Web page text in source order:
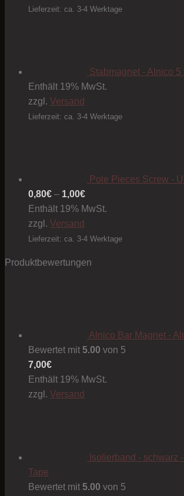
Lieferzeit: ca. 3-4 Werktage
Stabmagnet - Alnico 5
Enthält 19% MwSt.
zzgl. Versand
Lieferzeit: ca. 3-4 Werktage
Pole Pieces Screw -
0,80€ – 1,00€Preisspanne:
0,80€
1,00€
Enthält 19% MwSt.
zzgl. Versand
Lieferzeit: ca. 3-4 Werktage
Produktbewertungen
Alnico Bar Magnet -
Bewertet mit 5.00 von 5
7,00€
Enthält 19% MwSt.
zzgl. Versand
Isolierband - schwarz
Tape
Bewertet mit 5.00 von 5